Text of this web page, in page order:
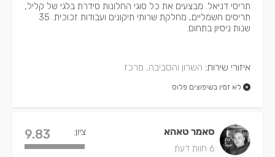
תריסי דניאל. מבצעים את כל סוגי החלונות סידרת בלגי של קליל,
תריסים חשמליים, מחלקת שרותי תיקונים ועבודות זכוכית. 35
שנות ניסיון בתחום.
איזורי שירות: השרון והסביבה, מרכז
לא זמין בשיפוצים פלוס
סאמר טאהא
6 חוות דעת
ציון: 9.83